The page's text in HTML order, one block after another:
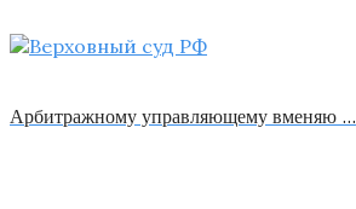
Арбитражному управляющему вменяю …